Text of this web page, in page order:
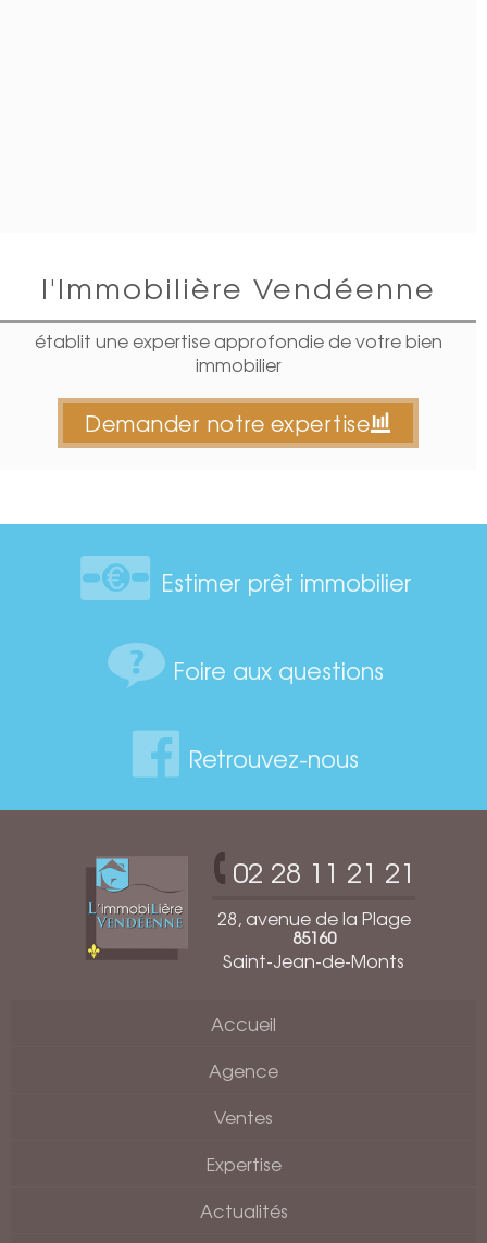
l'Immobilière Vendéenne
établit une expertise approfondie de votre bien
immobilier
Demander notre expertise
Estimer prêt immobilier
Foire aux questions
Retrouvez-nous
02 28 11 21 21
28, avenue de la Plage
85160
Saint-Jean-de-Monts
Accueil
Agence
Ventes
Expertise
Actualités